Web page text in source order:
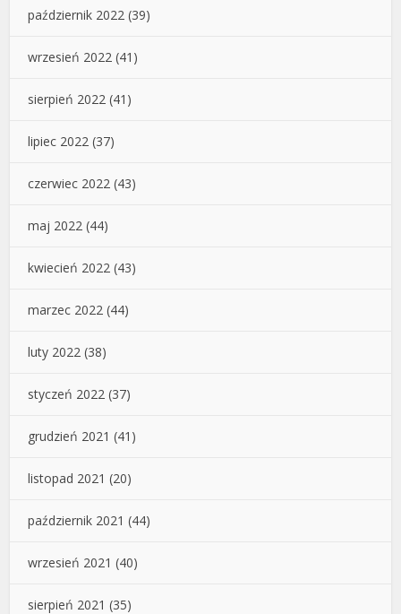
październik 2022 (39)
wrzesień 2022 (41)
sierpień 2022 (41)
lipiec 2022 (37)
czerwiec 2022 (43)
maj 2022 (44)
kwiecień 2022 (43)
marzec 2022 (44)
luty 2022 (38)
styczeń 2022 (37)
grudzień 2021 (41)
listopad 2021 (20)
październik 2021 (44)
wrzesień 2021 (40)
sierpień 2021 (35)